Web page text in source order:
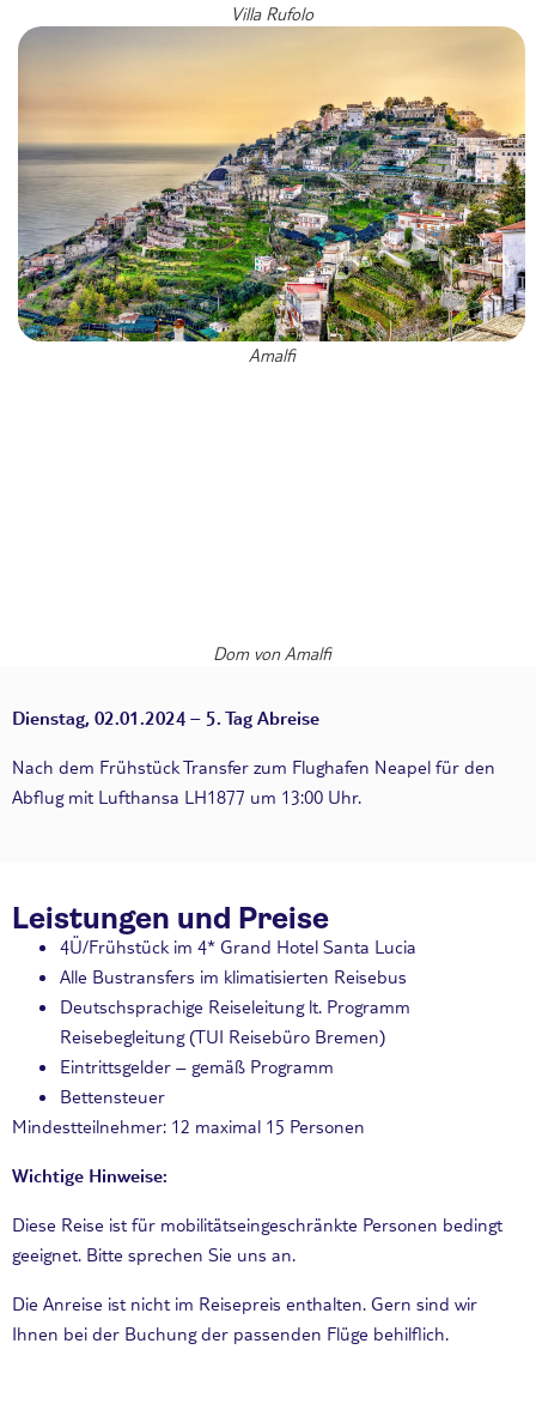
Villa Rufolo
Amalfi
Dom von Amalfi
Dienstag, 02.01.2024 – 5. Tag Abreise
Nach dem Frühstück Transfer zum Flughafen Neapel für den
Abflug mit Lufthansa LH1877 um 13:00 Uhr.
Leistungen und Preise
4Ü/Frühstück im 4* Grand Hotel Santa Lucia
Alle Bustransfers im klimatisierten Reisebus
Deutschsprachige Reiseleitung lt. Programm
Reisebegleitung (TUI Reisebüro Bremen)
Eintrittsgelder – gemäß Programm
Bettensteuer
Mindestteilnehmer: 12 maximal 15 Personen
Wichtige Hinweise:
Diese Reise ist für mobilitätseingeschränkte Personen bedingt
geeignet. Bitte sprechen Sie uns an.
Die Anreise ist nicht im Reisepreis enthalten. Gern sind wir
Ihnen bei der Buchung der passenden Flüge behilflich.